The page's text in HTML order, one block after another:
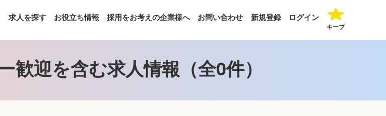
求人を探す お役立ち情報 採用をお考えの企業様へ お問い合わせ 新規登録 ログイン
キープ
歓迎を含む求人情報（全0件）